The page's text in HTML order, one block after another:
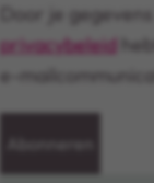
Door je
privacybeleid
e-
Abonneren